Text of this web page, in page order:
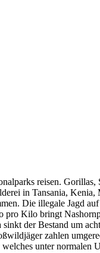
reisen. Gorillas,
in Tansania,
Die illegale Jagd
pro Kilo bringt
der Bestand um
zahlen
unter normalen